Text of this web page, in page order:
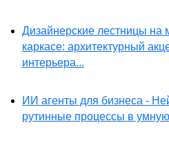
Дизайнерские лестницы на
каркасе: архитектурный
интерьера...
ИИ агенты для бизнеса -
рутинные процессы в умную